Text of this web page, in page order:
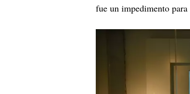
fue un impedimento